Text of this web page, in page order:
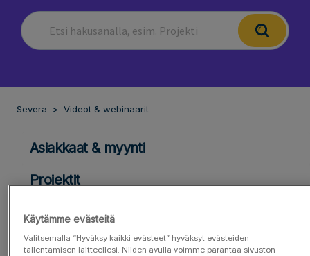
Severa Videot & webinaarit
Asiakkaat & myynti
Projektit
Tunnit & kulut
Aikataulu & kalenteri
Käytämme evästeitä
Valitsemalla “Hyväksy kaikki evästeet” hyväksyt evästeiden
tallentamisen laitteellesi. Niiden avulla voimme parantaa sivuston